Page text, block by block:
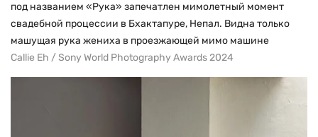
под названием «Рука» запечатлен мимолетный момент
свадебной процессии в Бхактапуре, Непал. Видна только
машущая рука жениха в проезжающей мимо машине
Callie Eh / Sony World Photography Awards 2024